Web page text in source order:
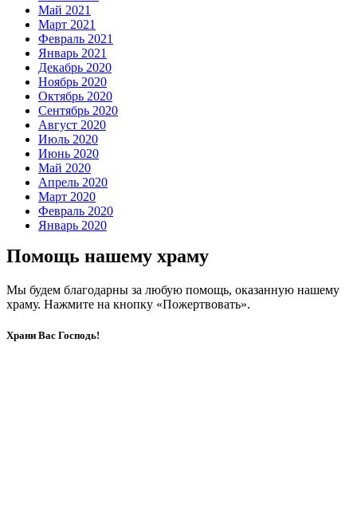
Май 2021
Март 2021
Февраль 2021
Январь 2021
Декабрь 2020
Ноябрь 2020
Октябрь 2020
Сентябрь 2020
Август 2020
Июль 2020
Июнь 2020
Май 2020
Апрель 2020
Март 2020
Февраль 2020
Январь 2020
Помощь нашему храму
Мы будем благодарны за любую помощь, оказанную нашему
храму. Нажмите на кнопку «Пожертвовать».
Храни Вас Господь!